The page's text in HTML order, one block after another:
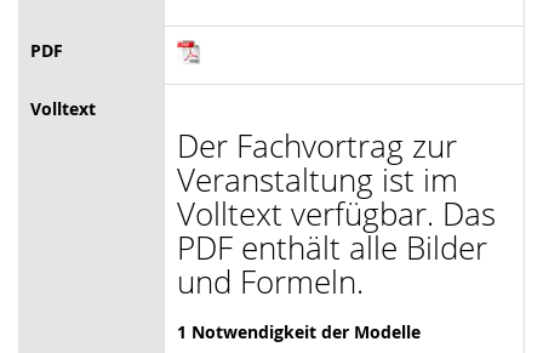
PDF
Volltext
Der Fachvortrag zur
Veranstaltung ist im
Volltext verfügbar. Das
PDF enthält alle Bilder
und Formeln.
1 Notwendigkeit der Modelle